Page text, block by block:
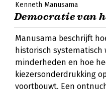
Kenneth Manusama
Democratie van
Manusama beschrijft
historisch systematisch
minderheden en hoe
kiezersonderdrukking
voortbouwt. Een